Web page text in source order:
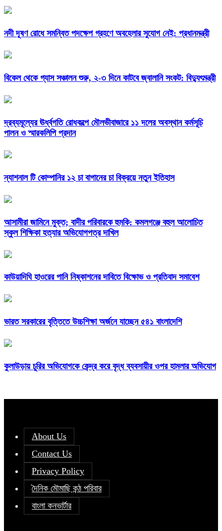
নদী দূষণ রোধে সমন্বিত পদক্ষেপ গ্রহণে অবহেলার সুযোগ নেই: প্রধানমন্ত্রী
বিকেল থেকে গ্যাস সঞ্চালন শুরু, ২-৩ দিনে কাটবে জ্বালানি সংকট: বিদ্যুৎমন্ত্রী
দ্রব্যমূল্যের ঊর্ধ্বগতি রোধকল্পে মৌলভীবাজারে ১১ দলের অবস্থান কর্মসূচি
পালন ও স্মারকলিপি প্রদান
ন্যাশনাল টি কোম্পানির ১২ চা বাগানের চা বিক্রয়ে নতুন ইতিহাস
আসামীরা জামিনে মুক্ত; বাদীর পরিবারকে হুমকি: কমলগঞ্জে বহুল আলোচিত
স্কুল শিক্ষিকা হত্যার অভিযোগপত্র দাখিল
কাউয়াদিঘি হাওরের পানি নিষ্কাশনের দাবিতে বিক্ষোভ ও প্রতিবাদ সমাবেশ
ভারত সরকারের বৃত্তিতে উচ্চশিক্ষা অর্জনে যাচ্ছেন ৫৪১ বাংলাদেশি
কুলাউড়ায় চুরির অভিযোগকে কেন্দ্র করে বৃদ্ধ ব্যবসায়ীর ওপর হামলার অভিযোগ
About Us
Contact Us
Privacy Policy
দৈনিক মৌমাছি কন্ঠ পরিবার
বাংলা কনভার্টার